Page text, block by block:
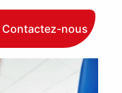
Contactez-nous